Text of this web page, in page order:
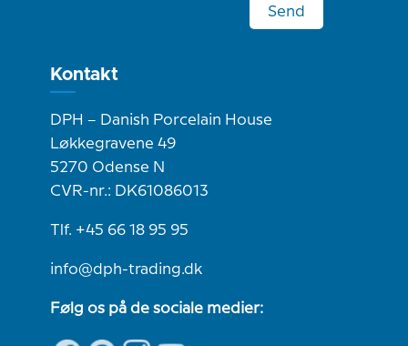
Send
Kontakt
DPH – Danish Porcelain House
Løkkegravene 49
5270 Odense N
CVR-nr.: DK61086013
Tlf. +45 66 18 95 95
info@dph-trading.dk
Følg os på de sociale medier: